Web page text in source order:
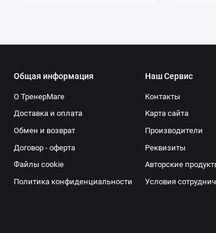
Общая информация
О ТренерМаге
Доставка и оплата
Обмен и возврат
Договор - оферта
Файлы cookie
Политика конфиденциальности
Наш Сервис
Контакты
Карта сайта
Производители
Реквизиты
Авторские
Условия